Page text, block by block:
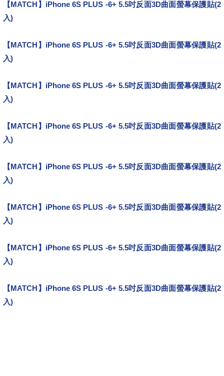
【MATCH】iPhone 6S PLUS -6+ 5.5吋反面3D曲面螢幕保護貼(2
入)
【MATCH】iPhone 6S PLUS -6+ 5.5吋反面3D曲面螢幕保護貼(2
入)
【MATCH】iPhone 6S PLUS -6+ 5.5吋反面3D曲面螢幕保護貼(2
入)
【MATCH】iPhone 6S PLUS -6+ 5.5吋反面3D曲面螢幕保護貼(2
入)
【MATCH】iPhone 6S PLUS -6+ 5.5吋反面3D曲面螢幕保護貼(2
入)
【MATCH】iPhone 6S PLUS -6+ 5.5吋反面3D曲面螢幕保護貼(2
入)
【MATCH】iPhone 6S PLUS -6+ 5.5吋反面3D曲面螢幕保護貼(2
入)
【MATCH】iPhone 6S PLUS -6+ 5.5吋反面3D曲面螢幕保護貼(2
入)